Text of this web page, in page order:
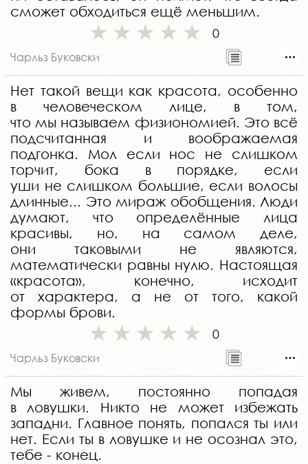
сможет обходиться ещё меньшим.
0
Чарльз Буковски
Нет такой вещи как красота, особенно
в человеческом лице, в том,
что мы называем физиономией. Это всё
подсчитанная и воображаемая
подгонка. Мол если нос не слишком
торчит, бока в порядке, если
уши не слишком большие, если волосы
длинные... Это мираж обобщения. Люди
думают, что определённые лица
красивы, но, на самом деле,
они таковыми не являются,
математически равны нулю. Настоящая
«красота», конечно, исходит
от характера, а не от того, какой
формы брови.
0
Чарльз Буковски
Мы живем, постоянно попадая
в ловушки. Никто не может избежать
западни. Главное понять, попался ты или
нет. Если ты в ловушке и не осознал это,
тебе - конец.